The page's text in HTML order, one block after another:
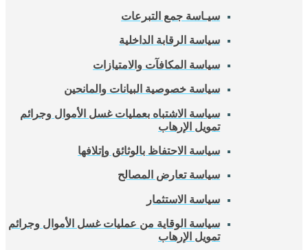
سيـاسة جمع التبرعات
سياسة الرقابة الداخلية
سياسة المكافآت والامتيازات
سياسة خصوصية البيانات والمانحين
سياسة الاشتباه بعمليات غسل الأموال وجرائم
تمويل الإرهاب
سياسة الاحتفاظ بالوثائق وإتلافها
سياسة تعارض المصالح
سياسة الاستثمار
سياسة الوقاية من عمليات غسل الأموال وجرائم
تمويل الإرهاب